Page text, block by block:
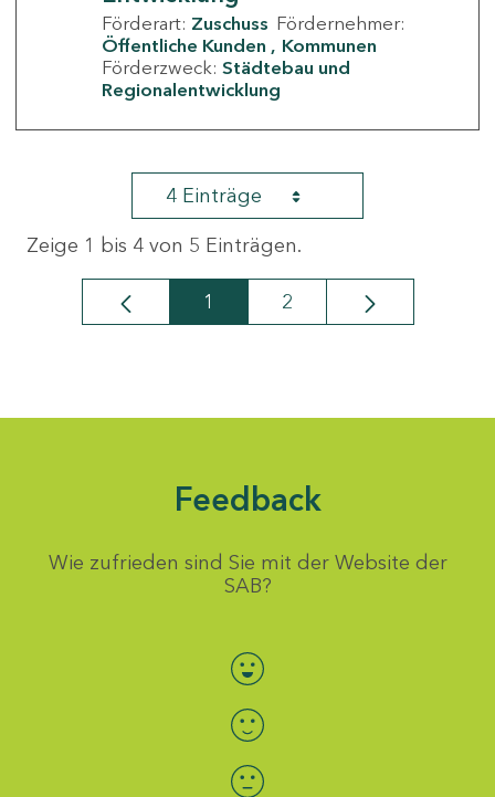
Förderart: Zuschuss Fördernehmer:
Öffentliche Kunden
Kommunen
Förderzweck: Städtebau und
Regionalentwicklung
4 Einträge
Zeige 1 bis 4 von 5 Einträgen.
Seite
1 Seite
2
Feedback
Wie zufrieden sind Sie mit der Website der
SAB?
Bewertung auswählen